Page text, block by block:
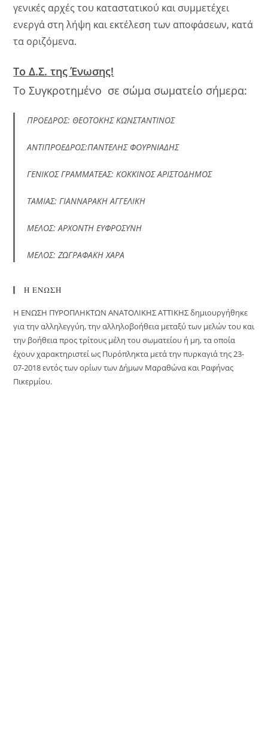
γενικές αρχές του καταστατικού και συμμετέχει
ενεργά στη λήψη και εκτέλεση των αποφάσεων, κατά
τα οριζόμενα.
Το Δ.Σ. της Ένωσης!
Το Συγκροτημένο σε σώμα σωματείο σήμερα:
ΠΡΟΕΔΡΟΣ: ΘΕΟΤΟΚΗΣ ΚΩΝΣΤΑΝΤΙΝΟΣ
ΑΝΤΙΠΡΟΕΔΡΟΣ:ΠΑΝΤΕΛΗΣ ΦΟΥΡΝΙΑΔΗΣ
ΓΕΝΙΚΟΣ ΓΡΑΜΜΑΤΕΑΣ: ΚΟΚΚΙΝΟΣ ΑΡΙΣΤΟΔΗΜΟΣ
ΤΑΜΙΑΣ: ΓΙΑΝΝΑΡΑΚΗ ΑΓΓΕΛΙΚΗ
ΜΕΛΟΣ: ΑΡΧΟΝΤΗ ΕΥΦΡΟΣΥΝΗ
ΜΕΛΟΣ: ΖΩΓΡΑΦΑΚΗ ΧΑΡΑ
Η ΕΝΩΣΗ
H ΕΝΩΣΗ ΠΥΡΟΠΛΗΚΤΩΝ ΑΝΑΤΟΛΙΚΗΣ ΑΤΤΙΚΗΣ δημιουργήθηκε
για την αλληλεγγύη, την αλληλοβοήθεια μεταξύ των μελών του και
την βοήθεια προς τρίτους μέλη του σωματείου ή μη, τα οποία
έχουν χαρακτηριστεί ως Πυρόπληκτα μετά την πυρκαγιά της 23-
07-2018 εντός των ορίων των Δήμων Μαραθώνα και Ραφήνας
Πικερμίου.